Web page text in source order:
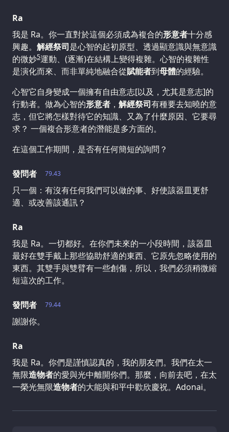
Ra
我是 Ra。你一直對於這個必須成為複合的形意者十分感
興趣。 解經祭司是心智的起初原型、透過顯意識與無意識
的微妙5運動、(逐漸)在結構上變得複雜。心智的複雜性
是演化而來、而非單純地融合從賦能者到母體的經驗。
心智它自身變成一個擁有自由意志[以及，尤其是意志]的
行動者。做為心智的形意者 ， 解經祭司有種要去知曉的意
志，但它將怎樣對待它的知識、又為了什麼原因、它要尋
求？ 一個複合形意者的潛能是多方面的。
在這個工作期間，是否有任何簡短的詢問？
79.43
發問者
只一個：有沒有任何我們可以做的事、好使該器皿更舒
適、或改善該通訊？
Ra
我是 Ra。一切都好。在你們未來的一小段時間，該器皿
最好在雙手戴上那些協助舒適的東西、它原先忽略使用的
東西。其雙手與雙臂有一些創傷，所以，我們必須稍微縮
短這次的工作。
79.44
發問者
謝謝你。
Ra
我是 Ra。你們是謹慎認真的，我的朋友們。我們在太一
無限造物者的愛與光中離開你們。那麼，向前去吧，在太
一榮光無限造物者的大能與和平中歡欣慶祝。Adonai。